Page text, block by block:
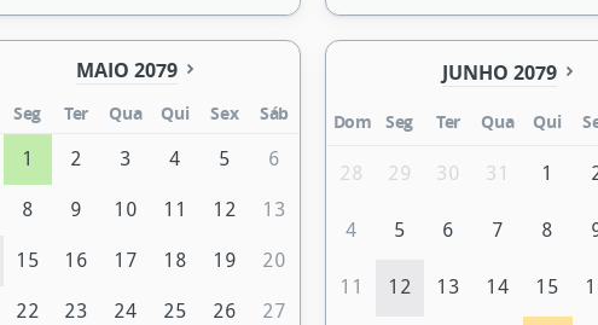
MAIO 2079
Seg Ter Qua Qui Sex
Sáb
1 2 3 4 5 6
8 9 10 11 12 13
15 16 17 18 19 20
22 23 24 25 26 27
JUNHO 2079
Dom Seg Ter Qua Qui
28 29 30 31 1
4 5 6 7 8
11 12 13 14 15